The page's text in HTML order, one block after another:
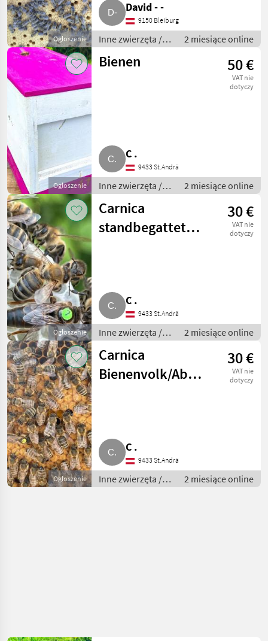
Ogłoszenie
David - -
9150 Bleiburg
Inne zwierzęta /
Pszczoły i
pszczelarstwo
2 miesiące online
Ogłoszenie
Bienen 50 €
VAT nie
dotyczy
C .
9433 St.Andrä
Inne zwierzęta /
Pszczoły i
pszczelarstwo
2 miesiące online
Ogłoszenie
Carnica
standbegattete
30 €
VAT nie
dotyczy
C .
9433 St.Andrä
Inne zwierzęta /
Pszczoły i
pszczelarstwo
2 miesiące online
Ogłoszenie
Carnica
Bienenvolk/Ablegervolk
30 €
VAT nie
dotyczy
C .
9433 St.Andrä
Inne zwierzęta /
Pszczoły i
2 miesiące online